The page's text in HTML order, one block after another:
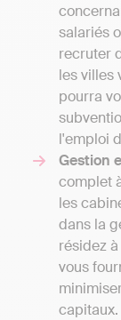
salariés
recruter
les villes
pourra
l'emploi
Gestion
complet
les
dans la
résidez
vous
capitaux.